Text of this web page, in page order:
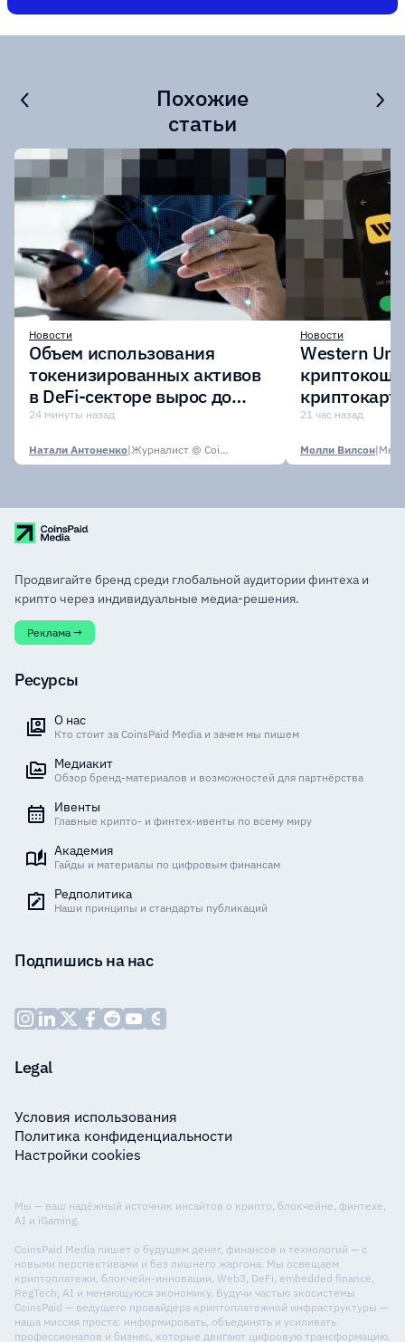
Похожие
статьи
Новости
Объем использования
токенизированных активов
в DeFi-секторе вырос до
$7,4 млрд
24 минуты назад
Натали Антоненко| Журналист @ CoinsPaid Media
Новости
Western
21 час назад
Молли Вилсон|
Продвигайте бренд среди глобальной аудитории финтеха и
крипто через индивидуальные медиа-решения.
Реклама →
Ресурсы
О нас
Кто стоит за CoinsPaid Media и зачем мы пишем
Медиакит
Обзор бренд-материалов и возможностей для партнёрства
Ивенты
Главные крипто- и финтех-ивенты по всему миру
Академия
Гайды и материалы по цифровым финансам
Редполитика
Наши принципы и стандарты публикаций
Подпишись на нас
Legal
Условия использования
Политика конфиденциальности
Настройки cookies
Мы — ваш надёжный источник инсайтов о крипто, блокчейне, финтехе,
AI и iGaming.
CoinsPaid Media пишет о будущем денег, финансов и технологий — с
новыми перспективами и без лишнего жаргона. Мы освещаем
криптоплатежи, блокчейн-инновации, Web3, DeFi, embedded finance,
RegTech, AI и меняющуюся экономику. Будучи частью экосистемы
CoinsPaid — ведущего провайдера криптоплатежной инфраструктуры —
наша миссия проста: информировать, объединять и усиливать
профессионалов и бизнес, которые двигают цифровую трансформацию.